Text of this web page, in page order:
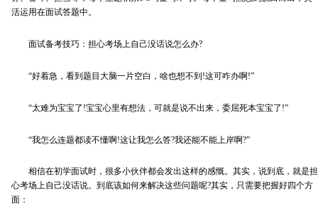
活运用在面试答题中。
面试备考技巧：担心考场上自己没话说怎么办?
“好着急，看到题目大脑一片空白，啥也想不到!这可咋办啊!”
“太难为宝宝了!宝宝心里有想法，可就是说不出来，委屈死本宝宝了!”
“我怎么连题都读不懂啊!这让我怎么答?我还能不能上岸啊?”
相信在初学面试时，很多小伙伴都会发出这样的感慨。其实，说到底，就是担
心考场上自己没话说。到底该如何来解决这些问题呢?其实，只需要把握好四个方
面：